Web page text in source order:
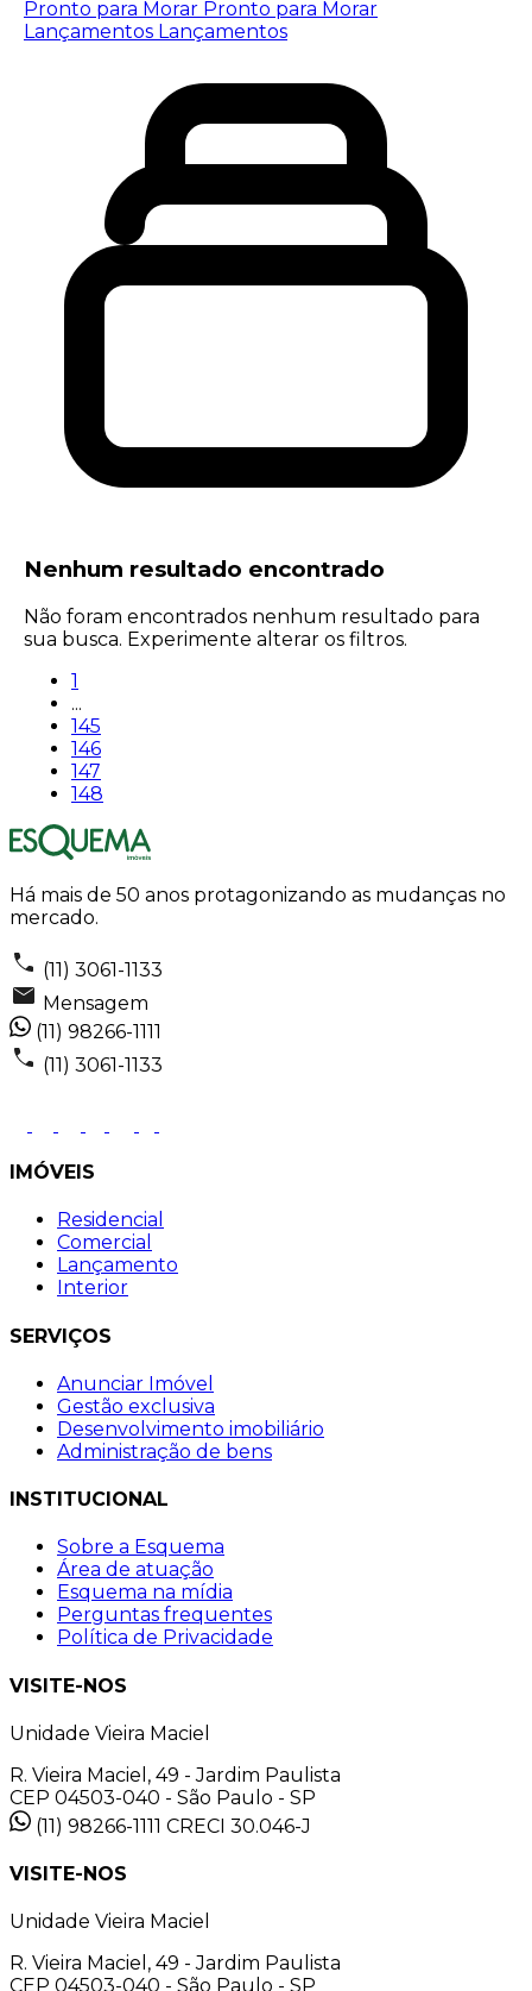
Pronto para Morar Pronto para Morar
Lançamentos Lançamentos
Nenhum resultado encontrado
Não foram encontrados nenhum resultado para
sua busca. Experimente alterar os filtros.
1
...
145
146
147
148
Há mais de 50 anos protagonizando as mudanças no
mercado.
(11) 3061-1133
Mensagem
(11) 98266-1111
(11) 3061-1133
IMÓVEIS
Residencial
Comercial
Lançamento
Interior
SERVIÇOS
Anunciar Imóvel
Gestão exclusiva
Desenvolvimento imobiliário
Administração de bens
INSTITUCIONAL
Sobre a Esquema
Área de atuação
Esquema na mídia
Perguntas frequentes
Política de Privacidade
VISITE-NOS
Unidade Vieira Maciel
R. Vieira Maciel, 49 - Jardim Paulista
CEP 04503-040 - São Paulo - SP
(11) 98266-1111 CRECI 30.046-J
VISITE-NOS
Unidade Vieira Maciel
R. Vieira Maciel, 49 - Jardim Paulista
CEP 04503-040 - São Paulo - SP